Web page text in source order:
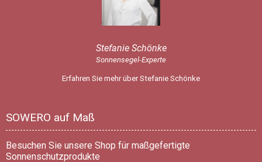
Stefanie Schönke
Sonnensegel-Experte
Erfahren Sie mehr über Stefanie Schönke
SOWERO auf Maß
Besuchen Sie unsere Shop für maßgefertigte
Sonnenschutzprodukte